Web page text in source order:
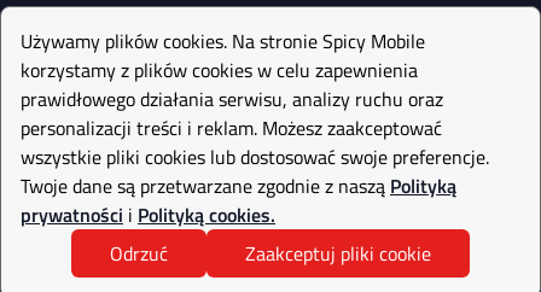
Realizujemy projekt współfinasowany
Używamy plików cookies. Na stronie Spicy Mobile
korzystamy z plików cookies w celu zapewnienia
prawidłowego działania serwisu, analizy ruchu oraz
personalizacji treści i reklam. Możesz zaakceptować
wszystkie pliki cookies lub dostosować swoje preferencje.
Twoje dane są przetwarzane zgodnie z naszą Polityką
prywatności i Polityką cookies.
Odrzuć
Zaakceptuj pliki cookie